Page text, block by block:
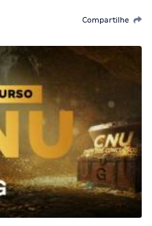
Compartilhe